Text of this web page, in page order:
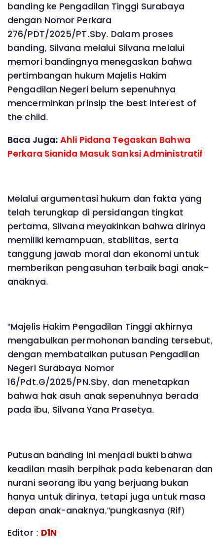
banding ke Pengadilan Tinggi Surabaya
dengan Nomor Perkara
276/PDT/2025/PT.Sby. Dalam proses
banding, Silvana melalui Silvana melalui
memori bandingnya menegaskan bahwa
pertimbangan hukum Majelis Hakim
Pengadilan Negeri belum sepenuhnya
mencerminkan prinsip the best interest of
the child.
Baca Juga:Ahli Pidana Tegaskan Bahwa
Perkara Sianida Masuk Sanksi Administratif
Melalui argumentasi hukum dan fakta yang
telah terungkap di persidangan tingkat
pertama, Silvana meyakinkan bahwa dirinya
memiliki kemampuan, stabilitas, serta
tanggung jawab moral dan ekonomi untuk
memberikan pengasuhan terbaik bagi anak-
anaknya.
"Majelis Hakim Pengadilan Tinggi akhirnya
mengabulkan permohonan banding tersebut,
dengan membatalkan putusan Pengadilan
Negeri Surabaya Nomor
16/Pdt.G/2025/PN.Sby, dan menetapkan
bahwa hak asuh anak sepenuhnya berada
pada ibu, Silvana Yana Prasetya.
Putusan banding ini menjadi bukti bahwa
keadilan masih berpihak pada kebenaran dan
nurani seorang ibu yang berjuang bukan
hanya untuk dirinya, tetapi juga untuk masa
depan anak-anaknya,"pungkasnya (Rif)
Editor : D1N